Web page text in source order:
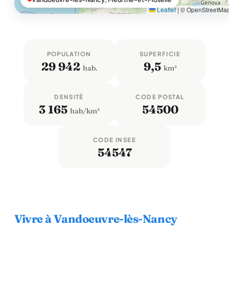
Leaflet|©
POPULATION
29 942 hab.
SUPERFICIE
9,5 km²
DENSITÉ
3 165 hab/km²
CODE POSTAL
54500
CODE INSEE
54547
Vivre à Vandoeuvre-lès-Nancy